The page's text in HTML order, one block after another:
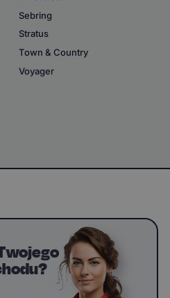
Sebring
Stratus
Town & Country
Voyager